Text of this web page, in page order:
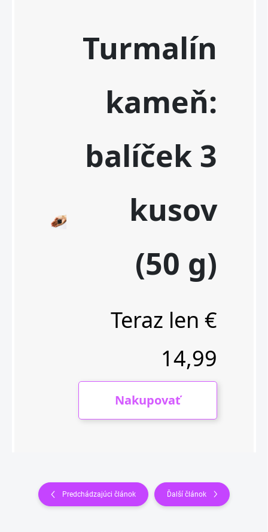
Predchádzajúci článok Ďalší článok